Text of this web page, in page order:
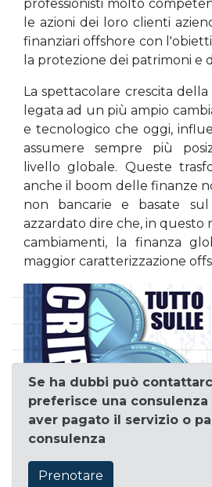
professionisti molto
le azioni dei loro clienti
finanziari offshore con
la protezione dei patrimoni e
La spettacolare crescita
legata ad un più ampio
e tecnologico che oggi,
assumere sempre più
livello globale. Queste
anche il boom delle finanze
non bancarie e basate
azzardato dire che, in questo
cambiamenti, la finanza
maggior caratterizzazione
Se ha dubbi può
preferisce una
aver pagato il servizio o
consulenza
Prenotare